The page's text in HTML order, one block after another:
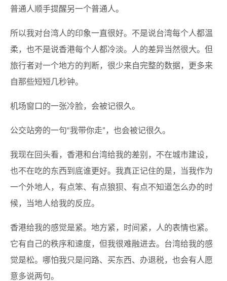
普通人顺手提醒另一个普通人。
所以我对台湾人的印象一直很好。不是说台湾每个人都温
柔，也不是说香港每个人都冷淡。人的差异当然很大。但
旅行者对一个地方的判断，很少来自完整的数据，更多来
自那些短短几秒钟。
机场窗口的一张冷脸，会被记很久。
公交站旁的一句“我带你走”，也会被记很久。
我现在回头看，香港和台湾给我的差别，不在城市建设，
也不在吃的东西到底谁更好。我真正记住的是，当我作为
一个外地人，有点笨、有点狼狈、有点不知道怎么办的时
候，当地人给我的反应。
香港给我的感觉是紧。地方紧，时间紧，人的表情也紧。
它有自己的秩序和速度，但我很难融进去。台湾给我的感
觉是松。哪怕我只是问路、买东西、办退税，也会有人愿
意多说两句。